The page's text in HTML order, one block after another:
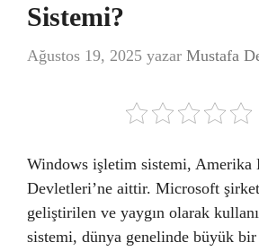
Sistemi?
Ağustos 19, 2025 yazar Mustafa
Windows işletim sistemi, Amerika
Devletleri’ne aittir. Microsoft
geliştirilen ve yaygın olarak
sistemi, dünya genelinde büyük bir